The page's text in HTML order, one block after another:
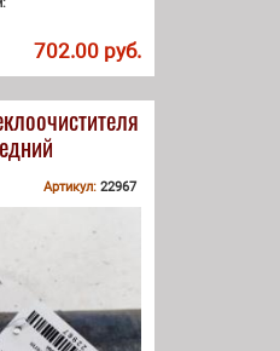
702.00 руб.
Артикул: 22967